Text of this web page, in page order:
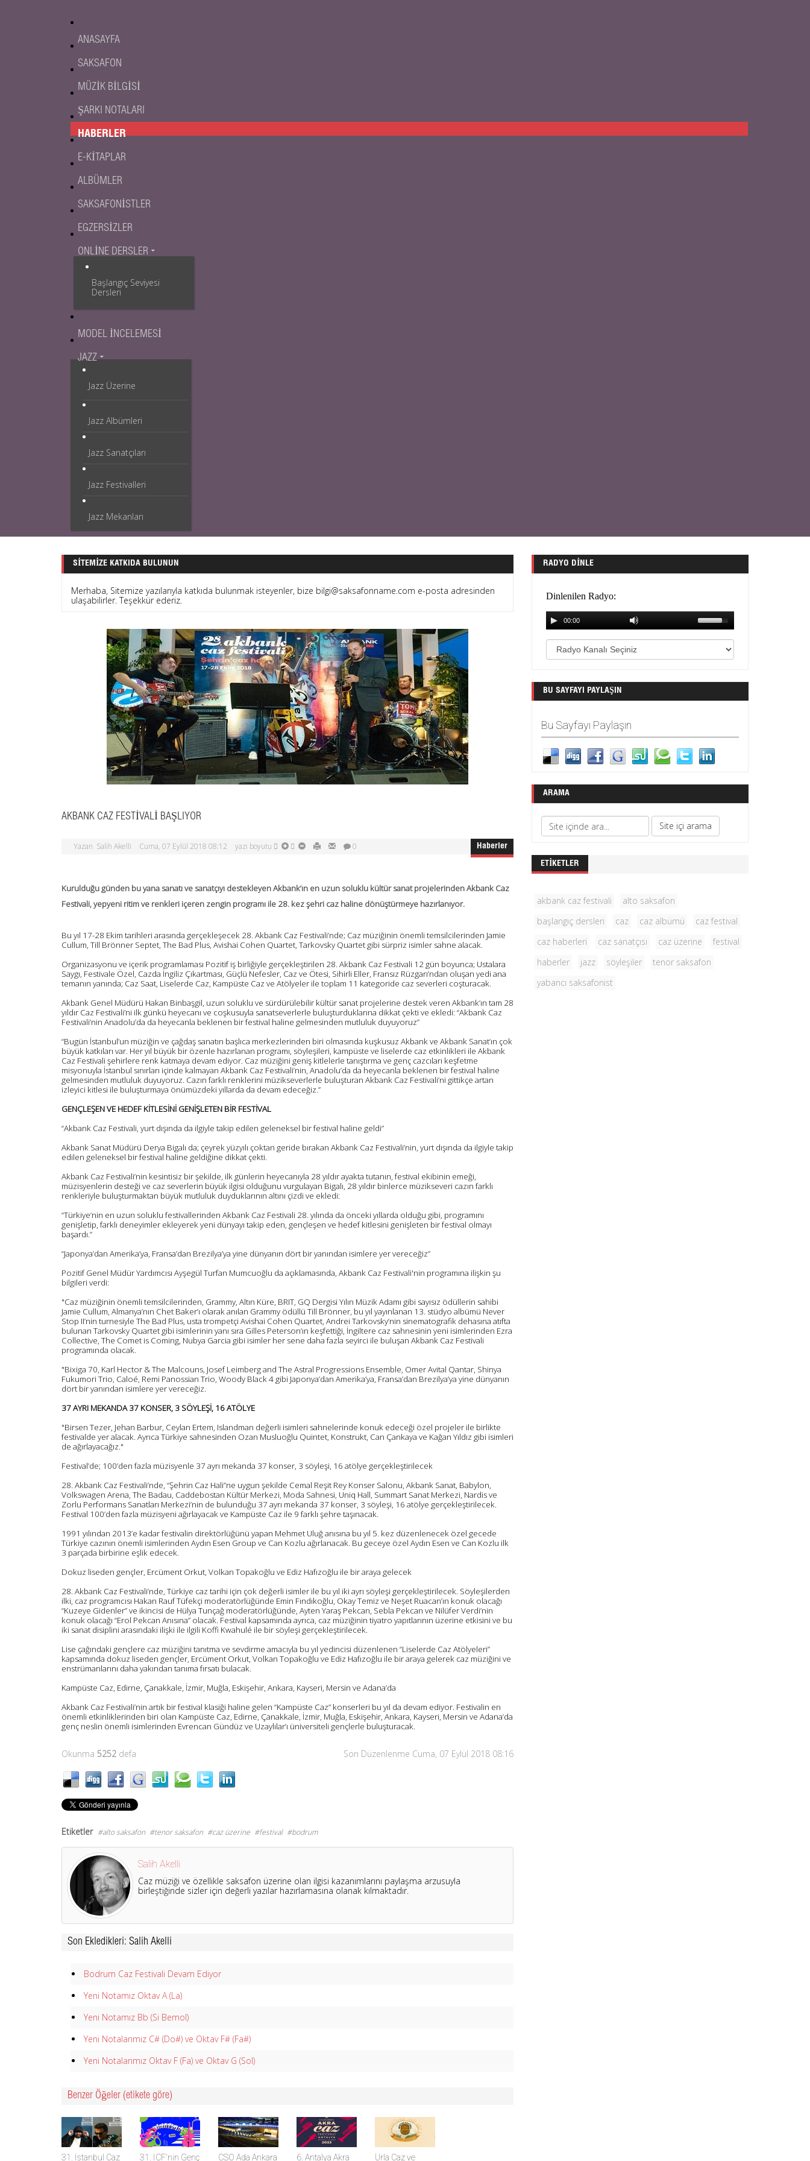
ANASAYFA
SAKSAFON
MÜZIK BILGISI
ŞARKI NOTALARI
HABERLER
E-KITAPLAR
ALBÜMLER
SAKSAFONISTLER
EGZERSIZLER
ONLINE DERSLER
Başlangıç Seviyesi
Dersleri
MODEL İNCELEMESI
JAZZ
Jazz Üzerine
Jazz Albümleri
Jazz Sanatçıları
Jazz Festivalleri
Jazz Mekanları
SITEMIZE KATKIDA BULUNUN
Merhaba, Sitemize yazılarıyla katkıda bulunmak isteyenler, bize bilgi@saksafonname.com e-posta adresinden
ulaşabilirler. Teşekkür ederiz.
AKBANK CAZ FESTIVALI BAŞLIYOR
Haberler
Yazan Salih Akelli Cuma, 07 Eylül 2018 08:12 yazı boyutu 0
Kurulduğu günden bu yana sanatı ve sanatçıyı destekleyen Akbank’ın en uzun soluklu kültür sanat projelerinden Akbank Caz
Festivali, yepyeni ritim ve renkleri içeren zengin programı ile 28. kez şehri caz haline dönüştürmeye hazırlanıyor.
Bu yıl 17-28 Ekim tarihleri arasında gerçekleşecek 28. Akbank Caz Festivali’nde; Caz müziğinin önemli temsilcilerinden Jamie
Cullum, Till Brönner Septet, The Bad Plus, Avishai Cohen Quartet, Tarkovsky Quartet gibi sürpriz isimler sahne alacak.
Organizasyonu ve içerik programlaması Pozitif iş birliğiyle gerçekleştirilen 28. Akbank Caz Festivali 12 gün boyunca; Ustalara
Saygı, Festivale Özel, Cazda İngiliz Çıkartması, Güçlü Nefesler, Caz ve Ötesi, Sihirli Eller, Fransız Rüzgarı’ndan oluşan yedi ana
temanın yanında; Caz Saat, Liselerde Caz, Kampüste Caz ve Atölyeler ile toplam 11 kategoride caz severleri coşturacak.
Akbank Genel Müdürü Hakan Binbaşgil, uzun soluklu ve sürdürülebilir kültür sanat projelerine destek veren Akbank’ın tam 28
yıldır Caz Festivali’ni ilk günkü heyecanı ve coşkusuyla sanatseverlerle buluşturduklarına dikkat çekti ve ekledi: “Akbank Caz
Festivali’nin Anadolu’da da heyecanla beklenen bir festival haline gelmesinden mutluluk duyuyoruz”
“Bugün İstanbul’un müziğin ve çağdaş sanatın başlıca merkezlerinden biri olmasında kuşkusuz Akbank ve Akbank Sanat’ın çok
büyük katkıları var. Her yıl büyük bir özenle hazırlanan programı, söyleşileri, kampüste ve liselerde caz etkinlikleri ile Akbank
Caz Festivali şehirlere renk katmaya devam ediyor. Caz müziğini geniş kitlelerle tanıştırma ve genç cazcıları keşfetme
misyonuyla İstanbul sınırları içinde kalmayan Akbank Caz Festivali’nin, Anadolu’da da heyecanla beklenen bir festival haline
gelmesinden mutluluk duyuyoruz. Cazın farklı renklerini müzikseverlerle buluşturan Akbank Caz Festivali’ni gittikçe artan
izleyici kitlesi ile buluşturmaya önümüzdeki yıllarda da devam edeceğiz.”
GENÇLEŞEN VE HEDEF KİTLESİNİ GENİŞLETEN BİR FESTİVAL
“Akbank Caz Festivali, yurt dışında da ilgiyle takip edilen geleneksel bir festival haline geldi”
Akbank Sanat Müdürü Derya Bigalı da; çeyrek yüzyılı çoktan geride bırakan Akbank Caz Festivali’nin, yurt dışında da ilgiyle takip
edilen geleneksel bir festival haline geldiğine dikkat çekti.
Akbank Caz Festivali’nin kesintisiz bir şekilde, ilk günlerin heyecanıyla 28 yıldır ayakta tutanın, festival ekibinin emeği,
müzisyenlerin desteği ve caz severlerin büyük ilgisi olduğunu vurgulayan Bigalı, 28 yıldır binlerce müzikseveri cazın farklı
renkleriyle buluşturmaktan büyük mutluluk duyduklarının altını çizdi ve ekledi:
“Türkiye’nin en uzun soluklu festivallerinden Akbank Caz Festivali 28. yılında da önceki yıllarda olduğu gibi, programını
genişletip, farklı deneyimler ekleyerek yeni dünyayı takip eden, gençleşen ve hedef kitlesini genişleten bir festival olmayı
başardı.”
“Japonya’dan Amerika’ya, Fransa’dan Brezilya’ya yine dünyanın dört bir yanından isimlere yer vereceğiz”
Pozitif Genel Müdür Yardımcısı Ayşegül Turfan Mumcuoğlu da açıklamasında, Akbank Caz Festivali'nin programına ilişkin şu
bilgileri verdi:
"Caz müziğinin önemli temsilcilerinden, Grammy, Altın Küre, BRIT, GQ Dergisi Yılın Müzik Adamı gibi sayısız ödüllerin sahibi
Jamie Cullum, Almanya’nın Chet Baker’ı olarak anılan Grammy ödüllü Till Brönner, bu yıl yayınlanan 13. stüdyo albümü Never
Stop II’nin turnesiyle The Bad Plus, usta trompetçi Avishai Cohen Quartet, Andrei Tarkovsky’nin sinematografik dehasına atıfta
bulunan Tarkovsky Quartet gibi isimlerinin yanı sıra Gilles Peterson’ın keşfettiği, İngiltere caz sahnesinin yeni isimlerinden Ezra
Collective, The Comet is Coming, Nubya Garcia gibi isimler her sene daha fazla seyirci ile buluşan Akbank Caz Festivali
programında olacak.
"Bixiga 70, Karl Hector & The Malcouns, Josef Leimberg and The Astral Progressions Ensemble, Omer Avital Qantar, Shinya
Fukumori Trio, Caloé, Remi Panossian Trio, Woody Black 4 gibi Japonya’dan Amerika’ya, Fransa’dan Brezilya’ya yine dünyanın
dört bir yanından isimlere yer vereceğiz.
37 AYRI MEKANDA 37 KONSER, 3 SÖYLEŞİ, 16 ATÖLYE
"Birsen Tezer, Jehan Barbur, Ceylan Ertem, Islandman değerli isimleri sahnelerinde konuk edeceği özel projeler ile birlikte
festivalde yer alacak. Ayrıca Türkiye sahnesinden Ozan Musluoğlu Quintet, Konstrukt, Can Çankaya ve Kağan Yıldız gibi isimleri
de ağırlayacağız."
Festival’de; 100’den fazla müzisyenle 37 ayrı mekanda 37 konser, 3 söyleşi, 16 atölye gerçekleştirilecek
28. Akbank Caz Festivali’nde, “Şehrin Caz Hali”ne uygun şekilde Cemal Reşit Rey Konser Salonu, Akbank Sanat, Babylon,
Volkswagen Arena, The Badau, Caddebostan Kültür Merkezi, Moda Sahnesi, Uniq Hall, Summart Sanat Merkezi, Nardis ve
Zorlu Performans Sanatları Merkezi’nin de bulunduğu 37 ayrı mekanda 37 konser, 3 söyleşi, 16 atölye gerçekleştirilecek.
Festival 100’den fazla müzisyeni ağırlayacak ve Kampüste Caz ile 9 farklı şehre taşınacak.
1991 yılından 2013’e kadar festivalin direktörlüğünü yapan Mehmet Uluğ anısına bu yıl 5. kez düzenlenecek özel gecede
Türkiye cazının önemli isimlerinden Aydın Esen Group ve Can Kozlu ağırlanacak. Bu geceye özel Aydın Esen ve Can Kozlu ilk
3 parçada birbirine eşlik edecek.
Dokuz liseden gençler, Ercüment Orkut, Volkan Topakoğlu ve Ediz Hafızoğlu ile bir araya gelecek
28. Akbank Caz Festivali’nde, Türkiye caz tarihi için çok değerli isimler ile bu yıl iki ayrı söyleşi gerçekleştirilecek. Söyleşilerden
ilki, caz programcısı Hakan Rauf Tüfekçi moderatörlüğünde Emin Fındıkoğlu, Okay Temiz ve Neşet Ruacan’ın konuk olacağı
“Kuzeye Gidenler” ve ikincisi de Hülya Tunçağ moderatörlüğünde, Ayten Yaraş Pekcan, Sebla Pekcan ve Nilüfer Verdi’nin
konuk olacağı “Erol Pekcan Anısına” olacak. Festival kapsamında ayrıca, caz müziğinin tiyatro yapıtlarının üzerine etkisini ve bu
iki sanat disiplini arasındaki ilişki ile ilgili Koffi Kwahulé ile bir söyleşi gerçekleştirilecek.
Lise çağındaki gençlere caz müziğini tanıtma ve sevdirme amacıyla bu yıl yedincisi düzenlenen “Liselerde Caz Atölyeleri”
kapsamında dokuz liseden gençler, Ercüment Orkut, Volkan Topakoğlu ve Ediz Hafızoğlu ile bir araya gelerek caz müziğini ve
enstrümanlarını daha yakından tanıma fırsatı bulacak.
Kampüste Caz, Edirne, Çanakkale, İzmir, Muğla, Eskişehir, Ankara, Kayseri, Mersin ve Adana’da
Akbank Caz Festivali’nin artık bir festival klasiği haline gelen “Kampüste Caz” konserleri bu yıl da devam ediyor. Festivalin en
önemli etkinliklerinden biri olan Kampüste Caz, Edirne, Çanakkale, İzmir, Muğla, Eskişehir, Ankara, Kayseri, Mersin ve Adana’da
genç neslin önemli isimlerinden Evrencan Gündüz ve Uzaylılar’ı üniversiteli gençlerle buluşturacak.
Okunma 5252 defa Son Düzenlenme Cuma, 07 Eylül 2018 08:16
Etiketler alto saksafon tenor saksafon caz üzerine festival bodrum
Salih Akelli
Caz müziği ve özellikle saksafon üzerine olan ilgisi kazanımlarını paylaşma arzusuyla
birleştiğinde sizler için değerli yazılar hazırlamasına olanak kılmaktadır.
Son Ekledikleri: Salih Akelli
Bodrum Caz Festivali Devam Ediyor
Yeni Notamız Oktav A (La)
Yeni Notamız Bb (Si Bemol)
Yeni Notalarımız C# (Do#) ve Oktav F# (Fa#)
Yeni Notalarımız Oktav F (Fa) ve Oktav G (Sol)
Benzer Öğeler (etikete göre)
31. İstanbul Caz 31. İCF'nin Genç CSO Ada Ankara 6. Antalya Akra Urla Caz ve
RADYO DINLE
BU SAYFAYI PAYLAŞIN
Bu Sayfayı Paylaşın
ARAMA
ETIKETLER
akbank caz festivali
alto saksafon
başlangıç dersleri
caz caz albümü
caz festival
caz haberleri
caz sanatçısı caz üzerine
festival
haberler
jazz söyleşiler
tenor saksafon
yabancı saksafonist